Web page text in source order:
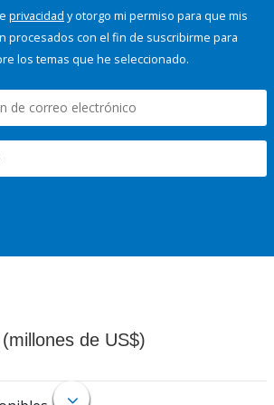
privacidad y otorgo mi permiso para que mis
procesados con el fin de suscribirme para
los temas que he seleccionado.
de US$)